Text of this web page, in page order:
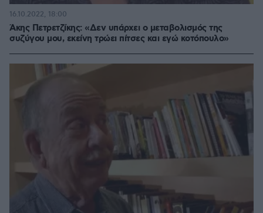
Άκης Πετρετζίκης: «Δεν υπάρχει ο μεταβολισμός της
συζύγου μου, εκείνη τρώει πίτσες και εγώ κοτόπουλο»
16.10.2022, 18:00